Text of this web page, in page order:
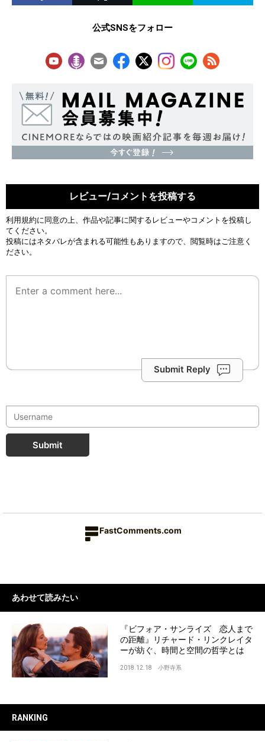
公式SNSをフォロー
レビュー/コメントを投稿する
利用規約に同意の上、作品や記事に関するレビューやコメントを投稿し
てください。
投稿にはネタバレが含まれる可能性もありますので、閲覧時はご注意く
ださい。
Submit Reply
Submit
FastComments.com
あわせて読みたい
『ビフォア・サンライズ 恋人まで
の距離』リチャード・リンクレイタ
ーが紡ぐ、時間と空間の哲学とは
2018.12.18 小野寺系
RANKING